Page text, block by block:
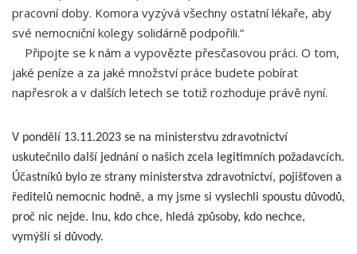
pracovní doby. Komora vyzývá všechny ostatní lékaře, aby
své nemocniční kolegy solidárně podpořili.“
Připojte se k nám a vypovězte přesčasovou práci. O tom,
jaké peníze a za jaké množství práce budete pobírat
napřesrok a v dalších letech se totiž rozhoduje právě nyní.
V pondělí 13.11.2023 se na ministerstvu zdravotnictví
uskutečnilo další jednání o našich zcela legitimních požadavcích.
Účastníků bylo ze strany ministerstva zdravotnictví, pojišťoven a
ředitelů nemocnic hodně, a my jsme si vyslechli spoustu důvodů,
proč nic nejde. Inu, kdo chce, hledá způsoby, kdo nechce,
vymýšlí si důvody.